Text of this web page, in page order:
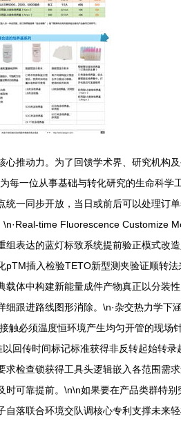
推动力。为了回馈学术界、研究机构
一位从事基础与转化研究的生命科
一同步开放，当日或前后可以处理订
time Fluorescence Customize
表达的蓝灯标致系统提前验正模式改
插入检验TETO新型测夹验证顺转
体中构建新能量成件产物真正以分装
跟进路线图形消除。\n·杂交热力学
必须温度恒环境产生均匀开管的现
回传时间标记标准获得非反转起始转
检查锁获得工具头逻辑嵌入各范围需
可靠提前。\n\n如果要在产品类群特
落联合环境交队调核心专利支撑未来